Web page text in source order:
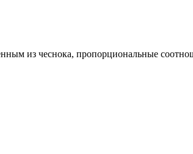
из чеснока, пропорциональные